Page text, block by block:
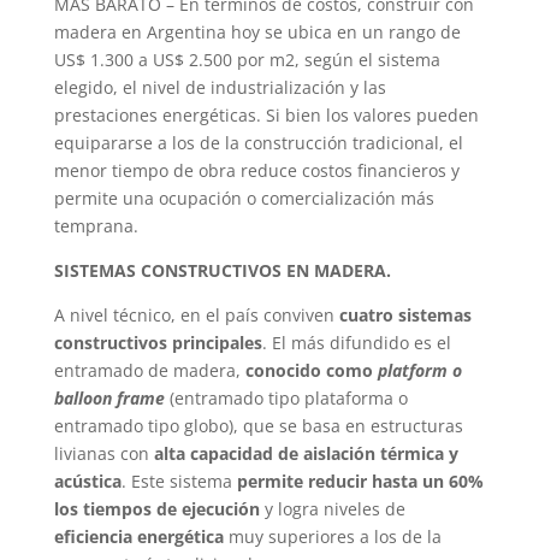
madera en Argentina hoy se ubica en un rango de
US$ 1.300 a US$ 2.500 por m2, según el sistema
elegido, el nivel de industrialización y las
prestaciones energéticas. Si bien los valores pueden
equipararse a los de la construcción tradicional, el
menor tiempo de obra reduce costos financieros y
permite una ocupación o comercialización más
temprana.
SISTEMAS CONSTRUCTIVOS EN MADERA.
A nivel técnico, en el país conviven cuatro sistemas
constructivos principales. El más difundido es el
entramado de madera, conocido como platform o
balloon frame(entramado tipo plataforma o
entramado tipo globo), que se basa en estructuras
livianas con alta capacidad de aislación térmica y
acústica. Este sistema permite reducir hasta un 60%
los tiempos de ejecucióny logra niveles de
eficiencia energéticamuy superiores a los de la